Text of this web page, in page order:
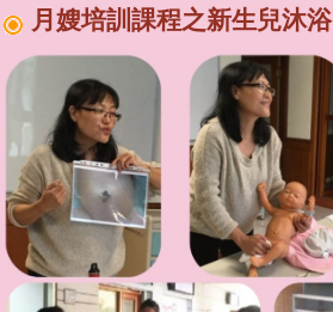
月嫂培訓課程之新生兒沐浴